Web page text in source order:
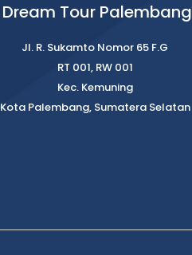
Dream Tour Palembang
Jl. R. Sukamto Nomor 65 F.G
RT 001, RW 001
Kec. Kemuning
Kota Palembang, Sumatera Selatan